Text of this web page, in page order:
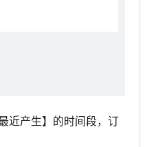
近产生】的时间段，订